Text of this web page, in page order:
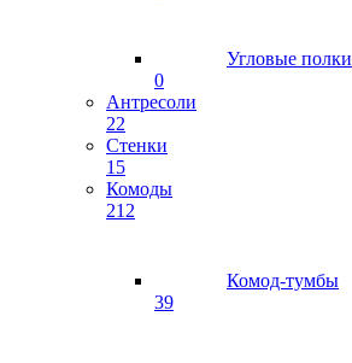
Угловые полки
0
Антресоли
22
Стенки
15
Комоды
212
Комод-тумбы
39